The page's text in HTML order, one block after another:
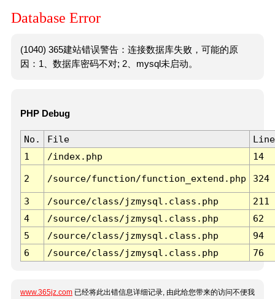
Database Error
(1040) 365建站错误警告：连接数据库失败，可能的原
因：1、数据库密码不对; 2、mysql未启动。
PHP Debug
No. File
Line
1
/index.php 14
2 /source/function/function_extend.php 324
3 /source/class/jzmysql.class.php
211
4
/source/class/jzmysql.class.php
62
5
/source/class/jzmysql.class.php
94
6
/source/class/jzmysql.class.php 76
www.365jz.com 已经将此出错信息详细记录, 由此给您带来的访问不便我